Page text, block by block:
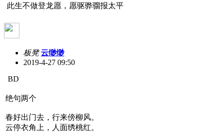
此生不做登龙愿，愿驱骅骝报太平
板凳 云缈缈
2019-4-27 09:50
BD
绝句两个
春好出门去，行来傍柳风。
云停衣角上，人面绣桃红。